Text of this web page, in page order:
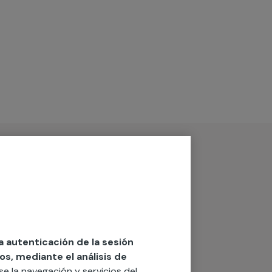
autenticación de la sesión
mediante el análisis de